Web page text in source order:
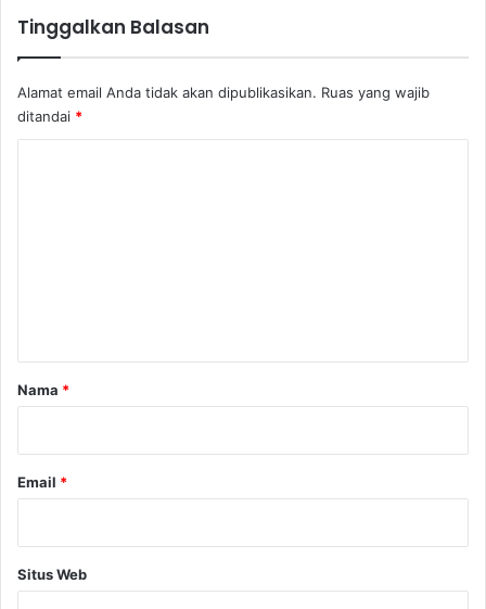
Tinggalkan Balasan
Alamat email Anda tidak akan dipublikasikan. Ruas yang wajib
ditandai *
r
Nama *
Email *
Situs Web